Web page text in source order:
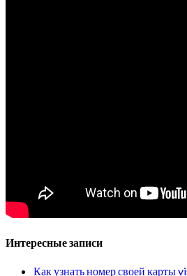
Интересные записи
Как узнать номер своей карты